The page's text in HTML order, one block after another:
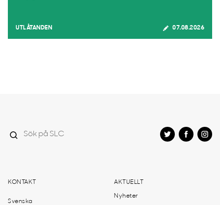
UTLÅTANDEN 07.08.2026
KONTAKT
Svenska
AKTUELLT
Nyheter